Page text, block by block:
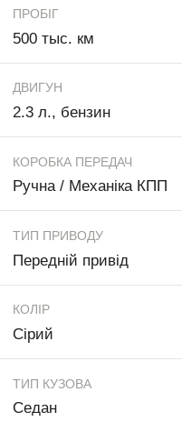
ПРОБІГ
500 тыс. км
ДВИГУН
2.3 л., бензин
КОРОБКА ПЕРЕДАЧ
Ручна / Механіка КПП
ТИП ПРИВОДУ
Передній привід
КОЛІР
Сірий
ТИП КУЗОВА
Седан